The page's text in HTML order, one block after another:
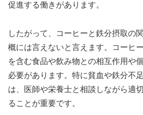
促進する働きがあります。
したがって、コーヒーと鉄分摂取の
概には言えないと言えます。コーヒ
を含む食品や飲み物との相互作用や
必要があります。特に貧血や鉄分不
は、医師や栄養士と相談しながら適
ることが重要です。